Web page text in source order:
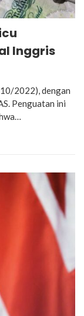
Inggris
2022), dengan
Penguatan ini